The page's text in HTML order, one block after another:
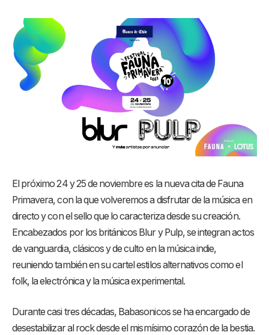
El próximo 24 y 25 de noviembre es la nueva cita de Fauna
Primavera, con la que volveremos a disfrutar de la música en
directo y con el sello que lo caracteriza desde su creación.
Encabezados por los británicos Blur y Pulp, se integran actos
de vanguardia, clásicos y de culto en la música indie,
reuniendo también en su cartel estilos alternativos como el
folk, la electrónica y la música experimental.
Durante casi tres décadas, Babasonicos se ha encargado de
desestabilizar al rock desde el mismísimo corazón de la bestia.